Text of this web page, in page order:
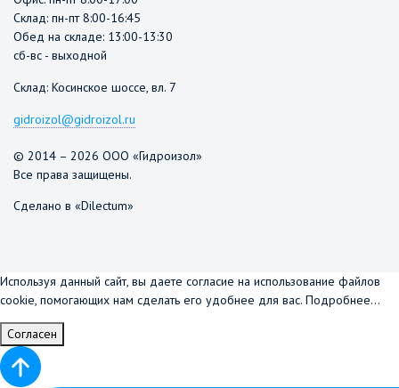
Склад: пн-пт 8:00-16:45
Обед на складе: 13:00-13:30
сб-вс - выходной
Склад: Косинское шоссе, вл. 7
gidroizol@gidroizol.ru
© 2014 – 2026 ООО «Гидроизол»
Все права защищены.
Сделано в «Dilectum»
Используя данный сайт, вы даете согласие на использование файлов
cookie, помогающих нам сделать его удобнее для вас. Подробнее...
Согласен